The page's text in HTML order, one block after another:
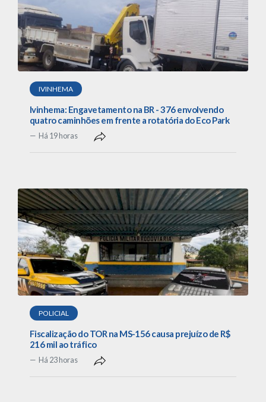
IVINHEMA
Ivinhema: Engavetamento na BR - 376 envolvendo
quatro caminhões em frente a rotatória do Eco Park
Há 19 horas
POLICIAL
Fiscalização do TOR na MS-156 causa prejuízo de R$
216 mil ao tráfico
Há 23 horas